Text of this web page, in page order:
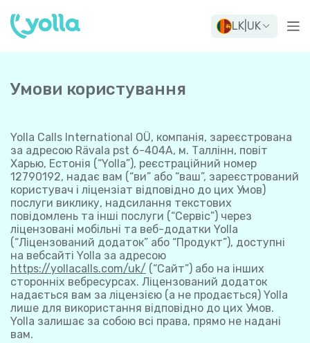
LK UK
Умови користування
Yolla Calls International OÜ, компанія, зареєстрована
за адресою Rävala pst 6-404A, м. Таллінн, повіт
Харью, Естонія (“Yolla”), реєстраційний номер
12790192, надає вам (“ви” або “ваш”, зареєстрований
користувач і ліцензіат відповідно до цих Умов)
послуги виклику, надсилання текстових
повідомлень та інші послуги (“Сервіс”) через
ліцензовані мобільні та веб-додатки Yolla
(“Ліцензований додаток” або “Продукт”), доступні
на вебсайті Yolla за адресою
https://yollacalls.com/uk/ (“Сайт”) або на інших
сторонніх вебресурсах. Ліцензований додаток
надається вам за ліцензією (а не продається) Yolla
лише для використання відповідно до цих Умов.
Yolla залишає за собою всі права, прямо не надані
вам.